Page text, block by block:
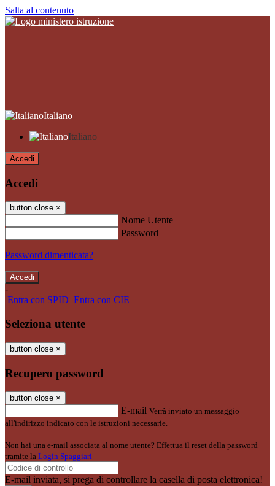
Salta al contenuto
Italiano
Italiano
Accedi
Accedi
button close ×
Nome Utente
Password
Password dimenticata?
-
Entra con SPID Entra con CIE
Seleziona utente
button close ×
Recupero password
button close ×
E-mail Verrà inviato un messaggio
all'indirizzo indicato con le istruzioni necessarie.
Non hai una e-mail associata al nome utente? Effettua il reset della password
tramite la Login Spaggiari
E-mail inviata, si prega di controllare la casella di posta elettronica!